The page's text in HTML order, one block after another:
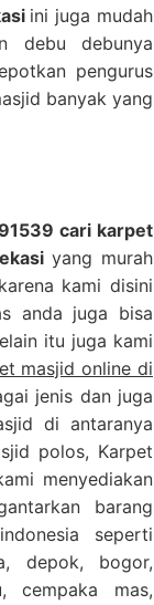
ini juga mudah
debu debunya
pengurus
banyak yang
cari karpet
yang murah
kami disini
anda juga bisa
itu juga kami
masjid online di
jenis dan juga
di antaranya
polos, Karpet
menyediakan
barang
seperti
depok, bogor,
cempaka mas,